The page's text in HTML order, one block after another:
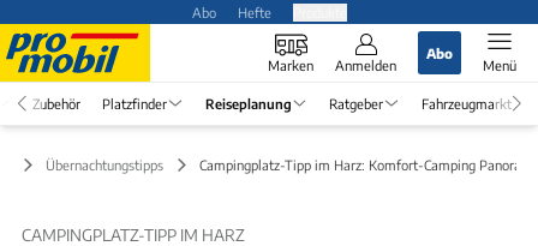
Abo Hefte
Marken Anmelden
Abo
Menü
Zubehör Platzfinder Reiseplanung Ratgeber Fahrzeugmarkt
Übernachtungstipps Campingplatz-Tipp im Harz: Komfort-Camping
CAMPINGPLATZ-TIPP IM HARZ